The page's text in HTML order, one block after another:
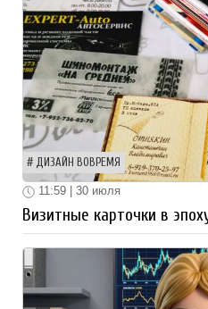
ДИЗАЙН ВОВРЕМЯ
11:59 | 30 июля
Визитные карточки в